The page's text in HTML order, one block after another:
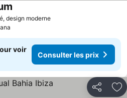
design moderne
voir
Consulter les prix
Partager